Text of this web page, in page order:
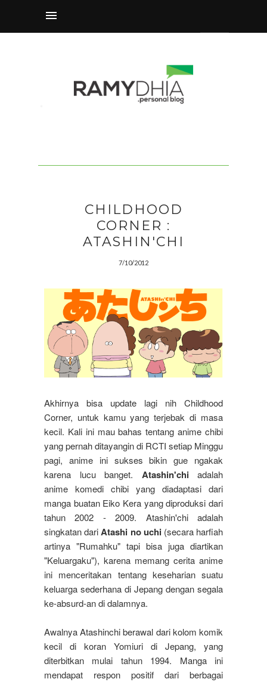
CHILDHOOD
CORNER :
ATASHIN'CHI
7/10/2012
Akhirnya bisa update lagi nih Childhood
Corner, untuk kamu yang terjebak di masa
kecil. Kali ini mau bahas tentang anime chibi
yang pernah ditayangin di RCTI setiap Minggu
pagi, anime ini sukses bikin gue ngakak
karena lucu banget. Atashin'chiadalah
anime komedi chibi yang diadaptasi dari
manga buatan Eiko Kera yang diproduksi dari
tahun 2002 - 2009. Atashin'chi adalah
singkatan dariAtashi no uchi(secara harfiah
artinya "Rumahku" tapi bisa juga diartikan
"Keluargaku"), karena memang cerita anime
ini menceritakan tentang keseharian suatu
keluarga sederhana di Jepang dengan segala
ke-absurd-an di dalamnya.
Awalnya Atashinchi berawal dari kolom komik
kecil di koran Yomiuri di Jepang, yang
diterbitkan mulai tahun 1994. Manga ini
mendapat respon positif dari berbagai